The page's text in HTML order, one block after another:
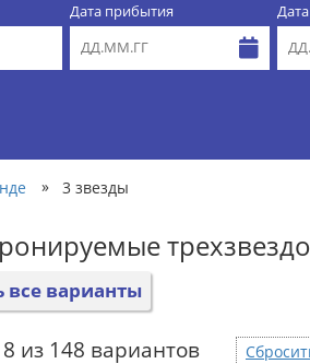
Дата прибытия
» 3 звезды
все варианты
из 148 вариантов